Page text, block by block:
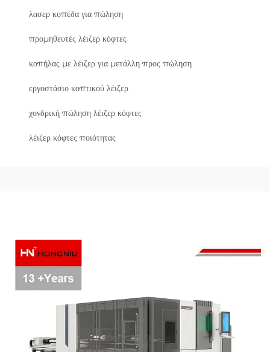
λασερ κοπέδα για πώληση
προμηθευτές λέιζερ κόφτες
κοπήλας με λέιζερ για μετάλλη προς πώληση
εργοστάσιο κοπτικού λέιζερ
χονδρική πώληση λέιζερ κόφτες
λέιζερ κόφτες ποιότητας